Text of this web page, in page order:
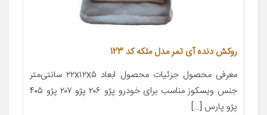
روکش دنده آی تمر مدل ملکه کد 123
معرفی محصول جزئیات محصول ابعاد ۲۲x۱۲x۵ سانتی‌متر
جنس ویسکوز مناسب برای خودرو پژو ۲۰۶ پژو ۲۰۷ پژو ۴۰۵
پژو پارس […]